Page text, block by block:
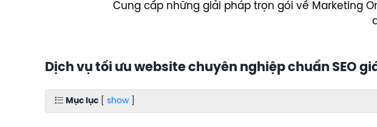
Cung cấp những giải pháp trọn gói về Marketing
Dịch vụ tối ưu website chuyên nghiệp chuẩn SEO
Mục lục[ show]